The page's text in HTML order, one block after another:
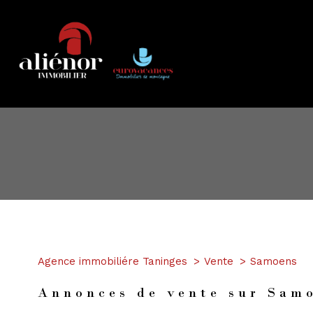
Agence immobiliére Taninges Vente Samoens
Annonces de vente sur